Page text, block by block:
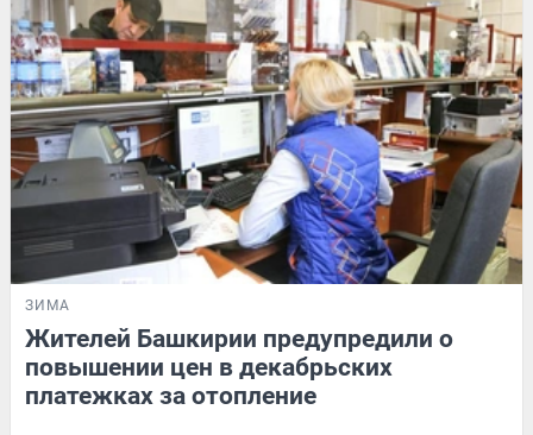
ЗИМА
Жителей Башкирии предупредили о
повышении цен в декабрьских
платежках за отопление